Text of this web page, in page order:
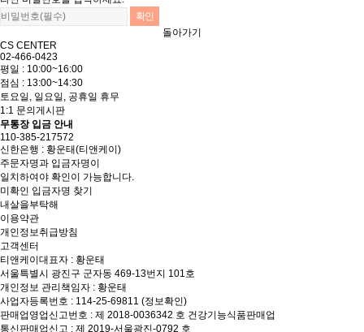
돌아가기
CS CENTER
02-466-0423
평일 : 10:00~16:00
점심 : 13:00~14:30
토요일, 일요일, 공휴일 휴무
1:1 문의게시판
무통장 입금 안내
110-385-217572
신한은행 : 황운태(티앤케이)
주문자명과 입금자명이
일치하여야 확인이 가능합니다.
미확인 입금자명 찾기
내살을부탁해
이용약관
개인정보취급방침
고객센터
티앤케이 대표자 : 황운태
서울특별시 광진구 군자동 469-13번지 101호
개인정보 관리책임자 : 황운태
사업자등록번호 : 114-25-69811 (정보확인)
판매업영업신고번호 : 제 2018-0036342 호 건강기능식품판매업
통신판매업신고 : 제 2019-서울광진-0792 호